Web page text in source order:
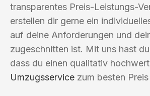
transparentes Preis-Leistungs-
erstellen dir gerne ein
auf deine Anforderungen und
zugeschnitten ist. Mit uns hast
dass du einen qualitativ
Umzugsservice zum besten